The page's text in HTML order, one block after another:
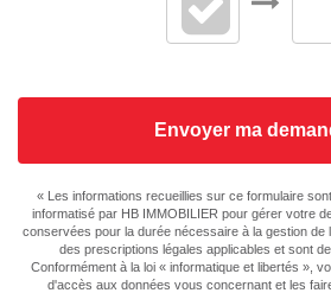
Envoyer ma
« Les informations recueillies sur ce formulaire
informatisé par HB IMMOBILIER pour gérer votre
conservées pour la durée nécessaire à la gestion de
des prescriptions légales applicables et sont
Conformément à la loi « informatique et libertés »,
d'accès aux données vous concernant et les